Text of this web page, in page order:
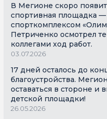
В Мегионе скоро
спортивная площадка —
спорткомплексом
Петриченко осмотрел
коллегами ход работ.
03.07.2026
17 дней осталось до
благоустройства.
оставаться в стороне и
детской площадки!
26.05.2026